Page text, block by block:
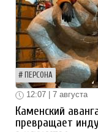
ПЕРСОНА
12:07 | 7 августа
Каменский
превращает